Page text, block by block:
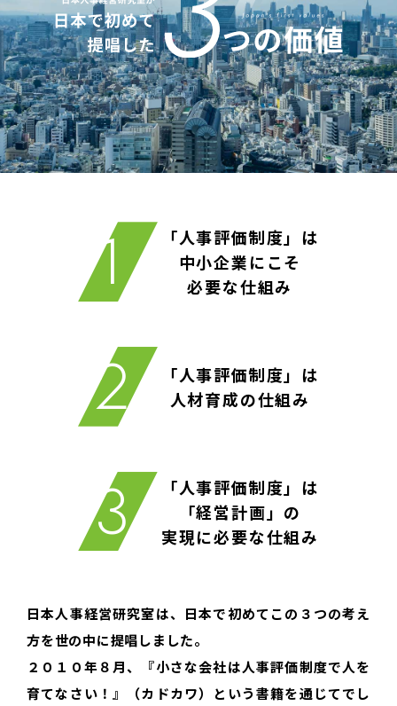
「人事評価制度」は
中小企業にこそ
必要な仕組み
「人事評価制度」は
人材育成の仕組み
「人事評価制度」は
「経営計画」の
実現に必要な仕組み
日本人事経営研究室は、日本で初めてこの３つの考え
方を世の中に提唱しました。
２０１０年８月、『小さな会社は人事評価制度で人を
育てなさい！』（カドカワ）という書籍を通じてでし